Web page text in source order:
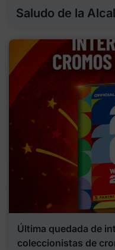
Saludo de la
Última quedada de
coleccionistas de